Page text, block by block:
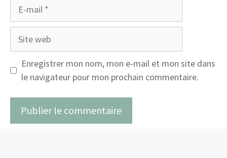
Site
Enregistrer mon nom, mon e-mail et mon site dans
le navigateur pour mon prochain commentaire.